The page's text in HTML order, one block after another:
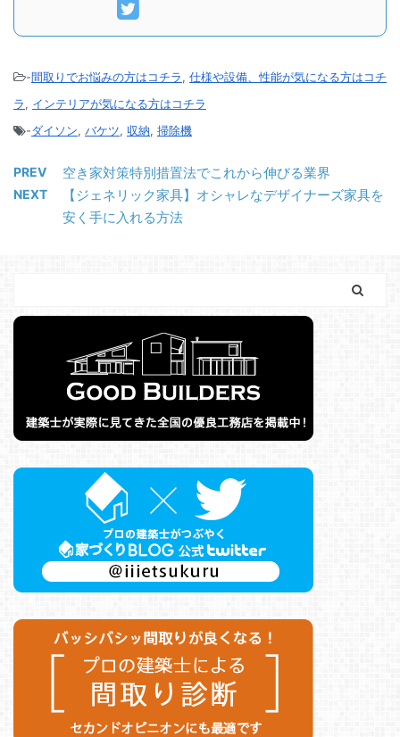
-間取りでお悩みの方はコチラ, 仕様や設備、性能が気になる方はコチ
ラ, インテリアが気になる方はコチラ
-ダイソン, バケツ, 収納, 掃除機
PREV 空き家対策特別措置法でこれから伸びる業界
NEXT
【ジェネリック家具】オシャレなデザイナーズ家具を
安く手に入れる方法